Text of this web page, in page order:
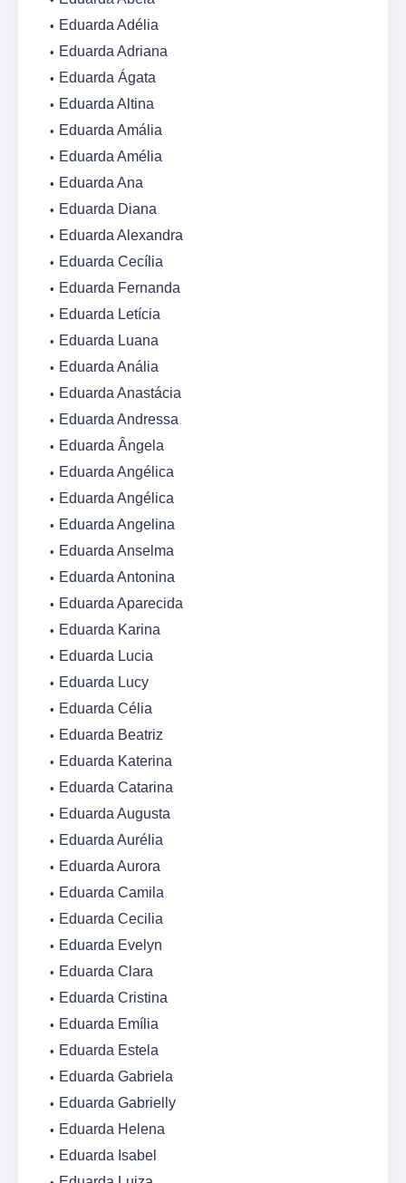
Eduarda Adélia
Eduarda Adriana
Eduarda Ágata
Eduarda Altina
Eduarda Amália
Eduarda Amélia
Eduarda Ana
Eduarda Diana
Eduarda Alexandra
Eduarda Cecília
Eduarda Fernanda
Eduarda Letícia
Eduarda Luana
Eduarda Anália
Eduarda Anastácia
Eduarda Andressa
Eduarda Ângela
Eduarda Angélica
Eduarda Angélica
Eduarda Angelina
Eduarda Anselma
Eduarda Antonina
Eduarda Aparecida
Eduarda Karina
Eduarda Lucia
Eduarda Lucy
Eduarda Célia
Eduarda Beatriz
Eduarda Katerina
Eduarda Catarina
Eduarda Augusta
Eduarda Aurélia
Eduarda Aurora
Eduarda Camila
Eduarda Cecilia
Eduarda Evelyn
Eduarda Clara
Eduarda Cristina
Eduarda Emília
Eduarda Estela
Eduarda Gabriela
Eduarda Gabrielly
Eduarda Helena
Eduarda Isabel